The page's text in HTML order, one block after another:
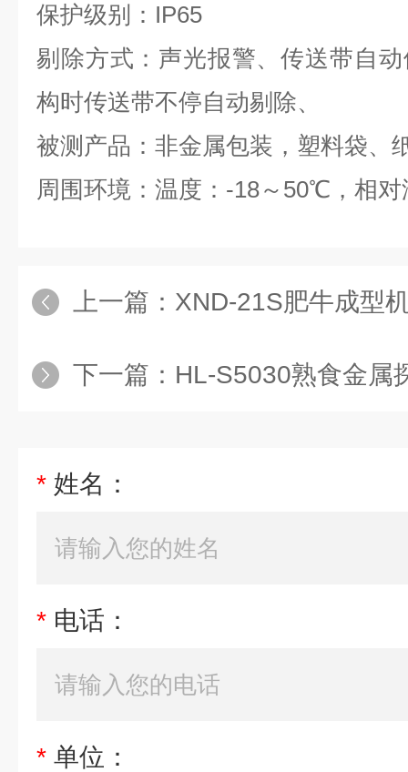
保护级别： IP65
剔除方式：声光报警、传送带自
构时传送带不停自动剔除、
被测产品：非金属包装，塑料袋、
周围环境：温度： -18～ 50℃ ，相
上一篇： XND-21S肥牛成型
下一篇： HL-S5030熟食金属
* 姓名：
* 电话：
* 单位：